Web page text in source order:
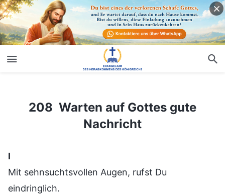
208 Warten auf Gottes gute Nachricht
208 Warten auf Gottes gute
Nachricht
Ⅰ
Mit sehnsuchtsvollen Augen, rufst Du
eindringlich.